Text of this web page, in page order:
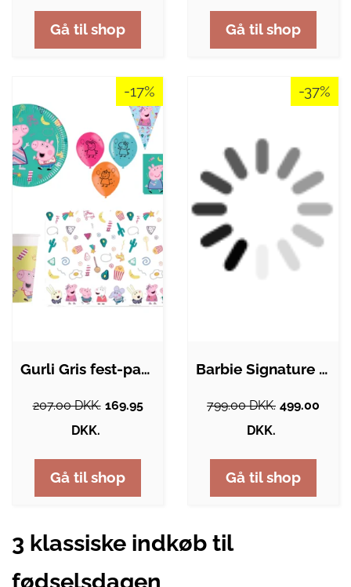
Gå til shop Gå til shop
-17%
Gurli Gris fest-pakke
207.00 DKK. 169.95
DKK.
Gå til shop
-37%
Barbie Signature Dia de los Muertos Ken
799.00 DKK. 499.00
DKK.
Gå til shop
3 klassiske indkøb til
fødselsdagen